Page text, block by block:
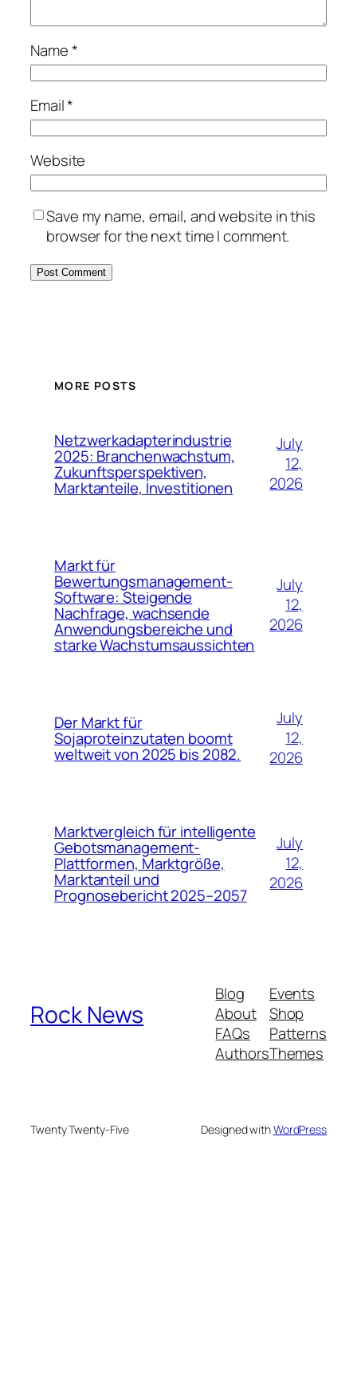
Name*
Email*
Website
Save my name, email, and website in this
browser for the next time I comment.
MORE POSTS
Netzwerkadapterindustrie
2025: Branchenwachstum,
Zukunftsperspektiven,
Marktanteile, Investitionen
July
12,
2026
Markt für
Bewertungsmanagement-
Software: Steigende
Nachfrage, wachsende
Anwendungsbereiche und
starke Wachstumsaussichten
July
12,
2026
Der Markt für
Sojaproteinzutaten boomt
weltweit von 2025 bis 2082.
July
12,
2026
Marktvergleich für intelligente
Gebotsmanagement-
Plattformen, Marktgröße,
Marktanteil und
Prognosebericht 2025–2057
July
12,
2026
Rock News
Blog
About
FAQs
Authors
Events
Shop
Patterns
Themes
Twenty Twenty-Five Designed withWordPress